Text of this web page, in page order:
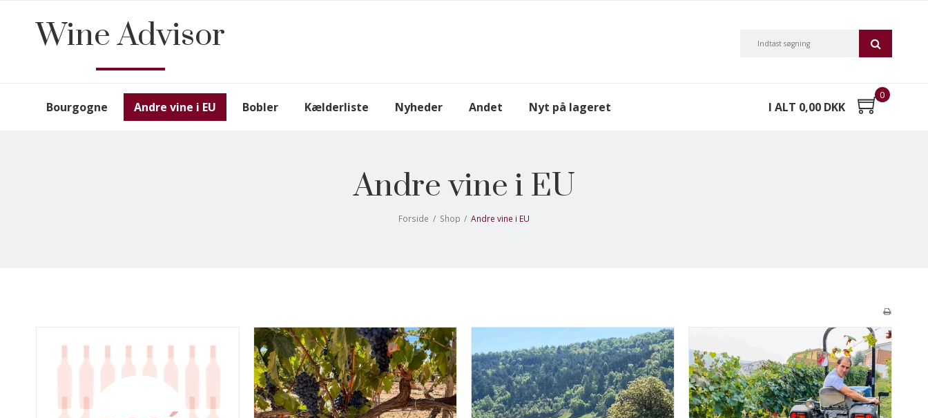
Wine Advisor
Bourgogne Andre vine i EU Bobler Kælderliste Nyheder Andet Nyt på lageret I ALT 0,00 DKK
0
Andre vine i EU
Forside / Shop / Andre vine i EU